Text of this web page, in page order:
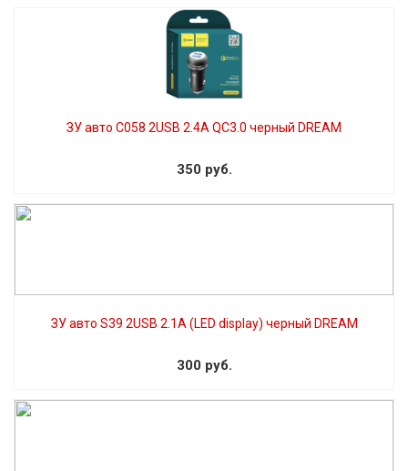
ЗУ авто C058 2USB 2.4A QC3.0 черный DREAM
350 руб.
ЗУ авто S39 2USB 2.1A (LED display) черный DREAM
300 руб.